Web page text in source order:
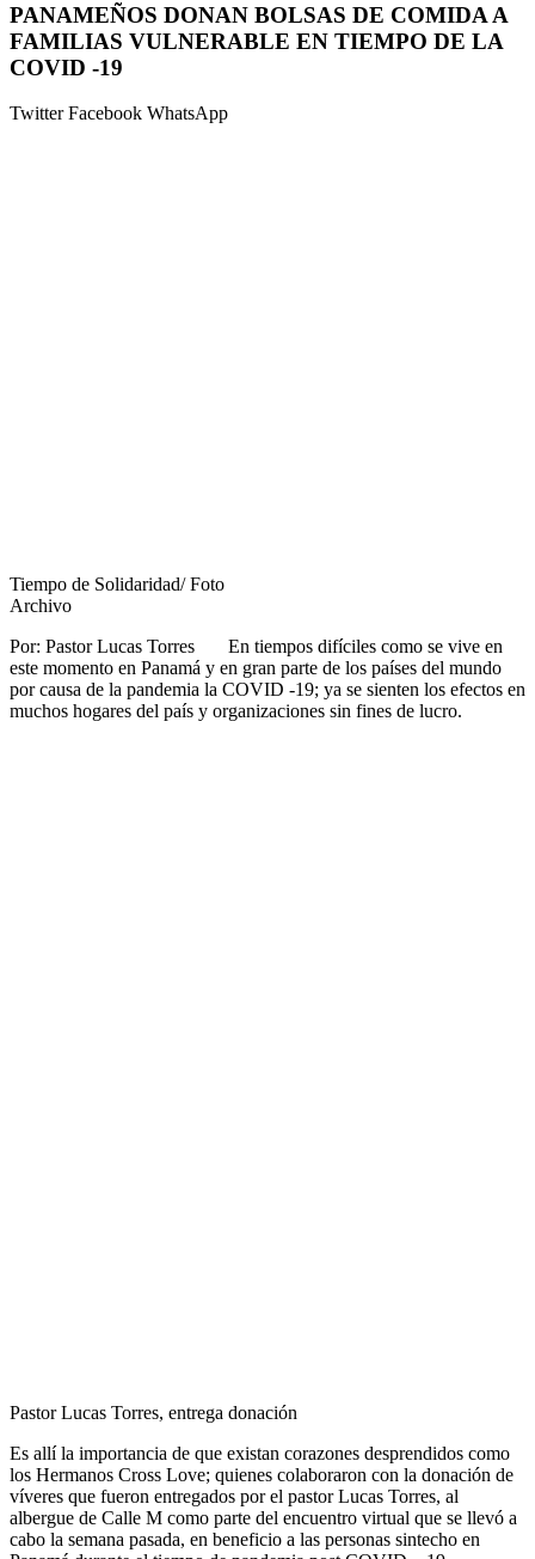
PANAMEÑOS DONAN BOLSAS DE COMIDA A
FAMILIAS VULNERABLE EN TIEMPO DE LA
COVID -19
TwitterFacebook WhatsApp
Tiempo de Solidaridad/ Foto
Archivo
Por: Pastor Lucas Torres En tiempos difíciles como se vive en
este momento en Panamá y en gran parte de los países del mundo
por causa de la pandemia la COVID -19; ya se sienten los efectos en
muchos hogares del país y organizaciones sin fines de lucro.
Pastor Lucas Torres, entrega donación
Es allí la importancia de que existan corazones desprendidos como
los Hermanos Cross Love; quienes colaboraron con la donación de
víveres que fueron entregados por el pastor Lucas Torres, al
albergue de Calle M como parte del encuentro virtual que se llevó a
cabo la semana pasada, en beneficio a las personas sintecho en